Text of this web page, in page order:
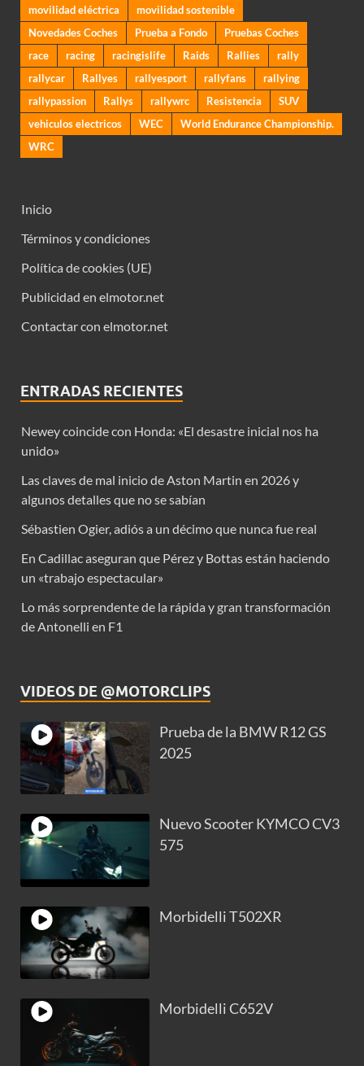
movilidad eléctrica
movilidad sostenible
Novedades Coches
Prueba a Fondo
Pruebas Coches
race
racing racingislife Raids Rallies
rally
rallycar
Rallyes rallyesport rallyfans
rallying
rallypassion
Rallys rallywrc Resistencia
SUV
vehiculos electricos
WEC
World Endurance Championship.
WRC
Inicio
Términos y condiciones
Política de cookies (UE)
Publicidad en elmotor.net
Contactar con elmotor.net
ENTRADAS RECIENTES
Newey coincide con Honda: «El desastre inicial nos ha
unido»
Las claves de mal inicio de Aston Martin en 2026 y
algunos detalles que no se sabían
Sébastien Ogier, adiós a un décimo que nunca fue real
En Cadillac aseguran que Pérez y Bottas están haciendo
un «trabajo espectacular»
Lo más sorprendente de la rápida y gran transformación
de Antonelli en F1
VIDEOS DE @MOTORCLIPS
Prueba de la BMW R12 GS
2025
Nuevo Scooter KYMCO CV3
575
Morbidelli T502XR
Morbidelli C652V